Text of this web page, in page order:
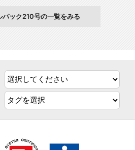
パック210号の一覧をみる